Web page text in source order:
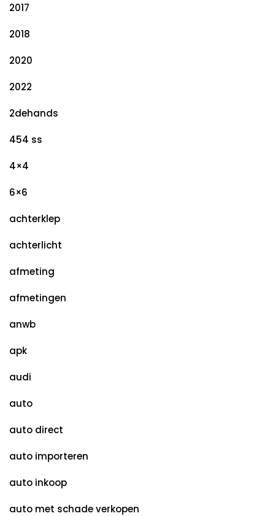
2017
2018
2020
2022
2dehands
454 ss
4×4
6×6
achterklep
achterlicht
afmeting
afmetingen
anwb
apk
audi
auto
auto direct
auto importeren
auto inkoop
auto met schade verkopen